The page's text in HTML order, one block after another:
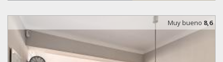
Muy bueno 8,6